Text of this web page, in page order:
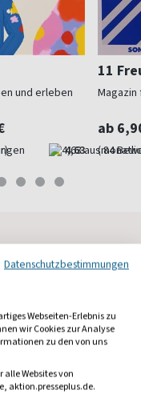
und erleben
4,63
11
Magazin
ab
Datenschutzbestimmungen
Webseiten-Erlebnis zu
wir Cookies zur Analyse
zu den von uns
Websites von
aktion.presseplus.de.